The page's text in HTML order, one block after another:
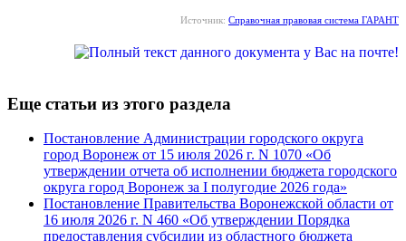
Источник: Справочная правовая система ГАРАНТ
Еще статьи из этого раздела
Постановление Администрации городского округа
город Воронеж от 15 июля 2026 г. N 1070 «Об
утверждении отчета об исполнении бюджета городского
округа город Воронеж за I полугодие 2026 года»
Постановление Правительства Воронежской области от
16 июля 2026 г. N 460 «Об утверждении Порядка
предоставления субсидии из областного бюджета